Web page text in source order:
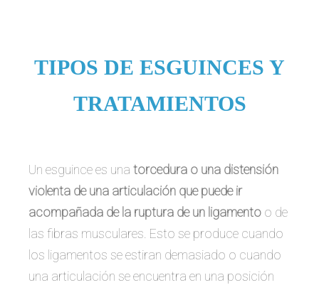
TIPOS DE ESGUINCES Y
TRATAMIENTOS
Un esguince es una torcedura o una distensión
violenta de una articulación que puede ir
acompañada de la ruptura de un ligamento o de
las fibras musculares. Esto se produce cuando
los ligamentos se estiran demasiado o cuando
una articulación se encuentra en una posición